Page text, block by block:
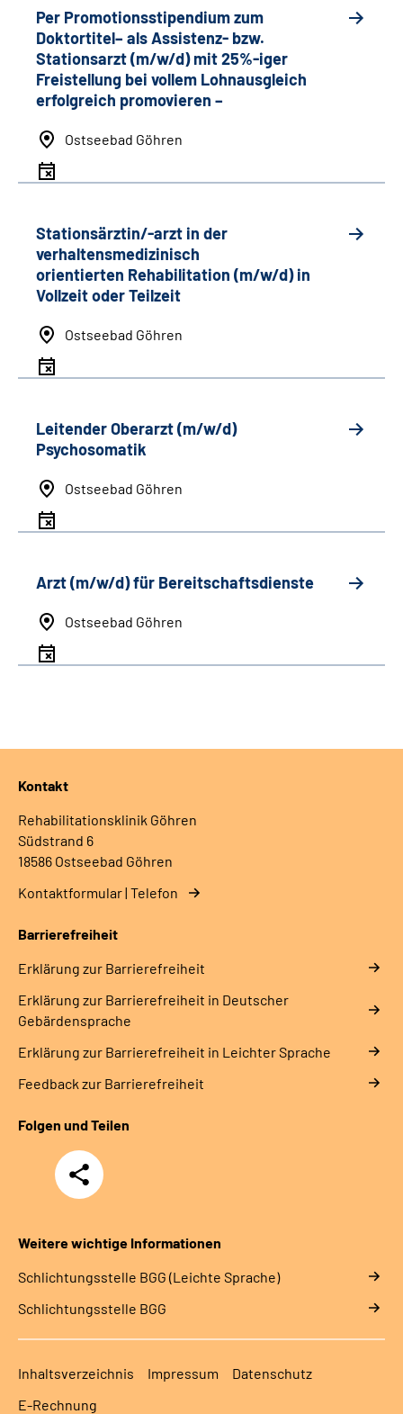
Per Promotionsstipendium zum
Doktortitel– als Assistenz- bzw.
Stationsarzt (m/w/d) mit 25%-iger
Freistellung bei vollem Lohnausgleich
erfolgreich promovieren –
Ostseebad Göhren
Stationsärztin/-arzt in der
verhaltensmedizinisch
orientierten Rehabilitation (m/w/d) in
Vollzeit oder Teilzeit
Ostseebad Göhren
Leitender Oberarzt (m/w/d)
Psychosomatik
Ostseebad Göhren
Arzt (m/w/d) für Bereitschaftsdienste
Ostseebad Göhren
Kontakt
Rehabilitationsklinik Göhren
Südstrand 6
18586 Ostseebad Göhren
Kontaktformular | Telefon
Barrierefreiheit
Erklärung zur Barrierefreiheit
Erklärung zur Barrierefreiheit in Deutscher
Gebärdensprache
Erklärung zur Barrierefreiheit in Leichter Sprache
Feedback zur Barrierefreiheit
Folgen und Teilen
Teilen
Weitere wichtige Informationen
Schlich­tungs­stel­le BGG (Leichte Sprache)
Schlich­tungs­stel­le BGG
Inhaltsverzeichnis Impressum
Datenschutz
E-Rechnung